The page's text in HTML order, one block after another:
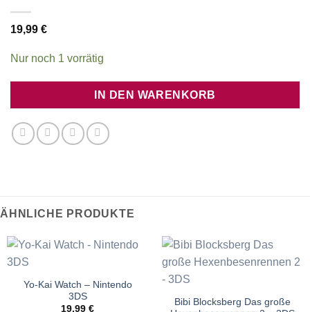
19,99 €
Nur noch 1 vorrätig
IN DEN WARENKORB
ÄHNLICHE PRODUKTE
Yo-Kai Watch – Nintendo
3DS
19,99 €
Bibi Blocksberg Das große